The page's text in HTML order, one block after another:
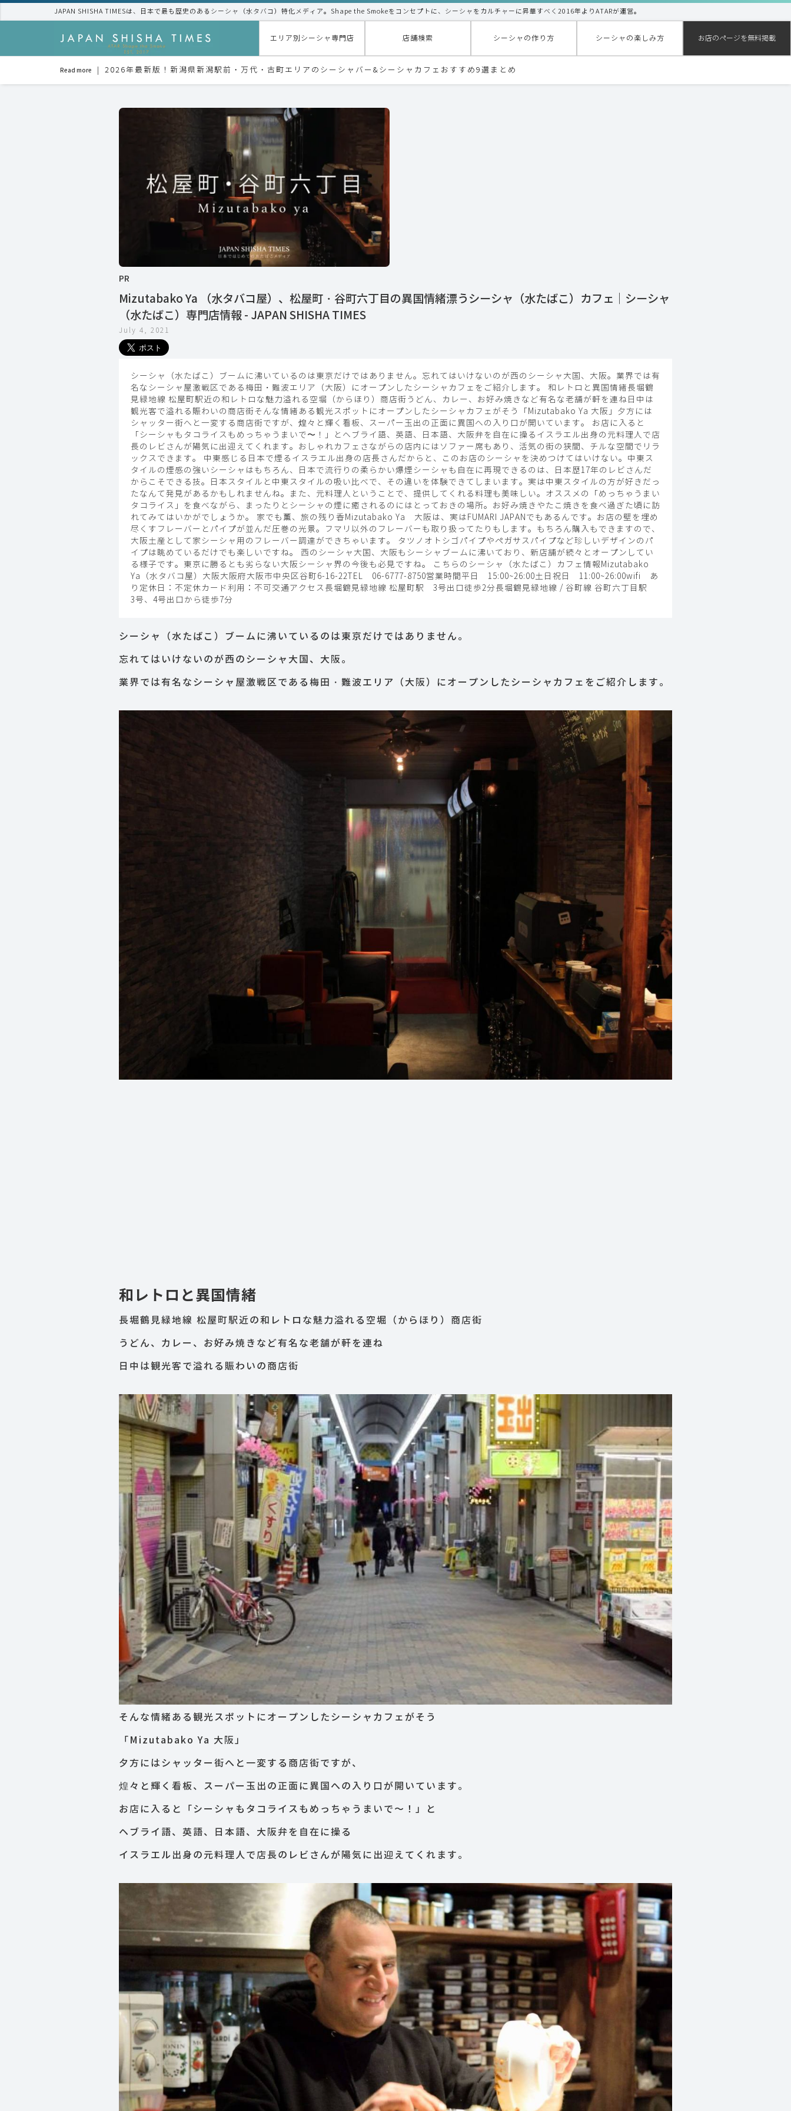
JAPAN SHISHA TIMESは、日本で最も歴史のあるシーシャ（水タバコ）特化メディア。Shape the Smokeをコンセプトに、シーシャをカルチャーに昇華すべく2016年よりATARが運営。
エリア別シーシャ専門店 店舗検索 シーシャの作り方 シーシャの楽しみ方 お店のページを無料掲載
Read more 2026年最新版！新潟県新潟駅前・万代・古町エリアのシーシャバー&シーシャカフェおすすめ9選まとめ
PR
Mizutabako Ya （水タバコ屋）、松屋町・谷町六丁目の異国情緒漂うシーシャ（水たばこ）カフェ｜シーシャ
（水たばこ）専門店情報 - JAPAN SHISHA TIMES
July 4, 2021
シーシャ（水たばこ）ブームに沸いているのは東京だけではありません。忘れてはいけないのが西のシーシャ大国、大阪。業界では有
名なシーシャ屋激戦区である梅田・難波エリア（大阪）にオープンしたシーシャカフェをご紹介します。 和レトロと異国情緒長堀鶴
見緑地線 松屋町駅近の和レトロな魅力溢れる空堀（からほり）商店街うどん、カレー、お好み焼きなど有名な老舗が軒を連ね日中は
観光客で溢れる賑わいの商店街そんな情緒ある観光スポットにオープンしたシーシャカフェがそう「Mizutabako Ya 大阪」夕方には
シャッター街へと一変する商店街ですが、煌々と輝く看板、スーパー玉出の正面に異国への入り口が開いています。 お店に入ると
「シーシャもタコライスもめっちゃうまいで〜！」とヘブライ語、英語、日本語、大阪弁を自在に操るイスラエル出身の元料理人で店
長のレビさんが陽気に出迎えてくれます。おしゃれカフェさながらの店内にはソファー席もあり、活気の街の狭間、チルな空間でリラ
ックスできます。 中東感じる日本で煙るイスラエル出身の店長さんだからと、このお店のシーシャを決めつけてはいけない。中東ス
タイルの煙感の強いシーシャはもちろん、日本で流行りの柔らかい爆煙シーシャも自在に再現できるのは、日本歴17年のレビさんだ
からこそできる技。日本スタイルと中東スタイルの吸い比べで、その違いを体験できてしまいます。実は中東スタイルの方が好きだっ
たなんて発見があるかもしれませんね。また、元料理人ということで、提供してくれる料理も美味しい。オススメの「めっちゃうまい
タコライス」を食べながら、まったりとシーシャの煙に癒されるのにはとっておきの場所。お好み焼きやたこ焼きを食べ過ぎた頃に訪
れてみてはいかがでしょうか。 家でも薫、旅の残り香Mizutabako Ya 大阪は、実はFUMARI JAPANでもあるんです。お店の壁を埋め
尽くすフレーバーとパイプが並んだ圧巻の光景。フマリ以外のフレーバーも取り扱ってたりもします。もちろん購入もできますので、
大阪土産として家シーシャ用のフレーバー調達ができちゃいます。 タツノオトシゴパイプやペガサスパイプなど珍しいデザインのパ
イプは眺めているだけでも楽しいですね。 西のシーシャ大国、大阪もシーシャブームに沸いており、新店舗が続々とオープンしてい
る様子です。東京に勝るとも劣らない大阪シーシャ界の今後も必見ですね。 こちらのシーシャ（水たばこ）カフェ情報Mizutabako
Ya（水タバコ屋）大阪大阪府大阪市中央区谷町6-16-22TEL 06-6777-8750営業時間平日 15:00~26:00土日祝日 11:00~26:00wifi あ
り定休日：不定休カード利用：不可交通アクセス長堀鶴見緑地線 松屋町駅 3号出口徒歩2分長堀鶴見緑地線 / 谷町線 谷町六丁目駅
3号、4号出口から徒歩7分
シーシャ（水たばこ）ブームに沸いているのは東京だけではありません。
忘れてはいけないのが西のシーシャ大国、大阪。
業界では有名なシーシャ屋激戦区である梅田・難波エリア（大阪）にオープンしたシーシャカフェをご紹介します。
和レトロと異国情緒
長堀鶴見緑地線 松屋町駅近の和レトロな魅力溢れる空堀（からほり）商店街
うどん、カレー、お好み焼きなど有名な老舗が軒を連ね
日中は観光客で溢れる賑わいの商店街
そんな情緒ある観光スポットにオープンしたシーシャカフェがそう
「Mizutabako Ya 大阪」
夕方にはシャッター街へと一変する商店街ですが、
煌々と輝く看板、スーパー玉出の正面に異国への入り口が開いています。
お店に入ると「シーシャもタコライスもめっちゃうまいで〜！」と
ヘブライ語、英語、日本語、大阪弁を自在に操る
イスラエル出身の元料理人で店長のレビさんが陽気に出迎えてくれます。